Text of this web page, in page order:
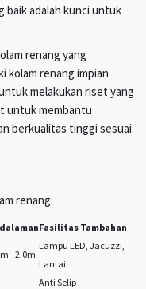
baik adalah kunci untuk
renang yang
kolam renang impian
melakukan riset yang
untuk membantu
berkualitas tinggi sesuai
renang:
Fasilitas Tambahan
- 2,0m
Lampu LED, Jacuzzi,
Lantai
Anti Selip